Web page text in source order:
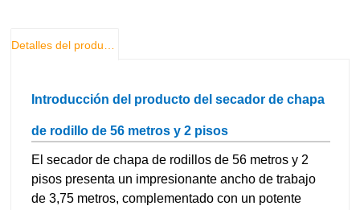
Detalles del producto
Introducción del producto del secador de chapa
de rodillo de 56 metros y 2 pisos
El secador de chapa de rodillos de 56 metros y 2
pisos presenta un impresionante ancho de trabajo
de 3,75 metros, complementado con un potente